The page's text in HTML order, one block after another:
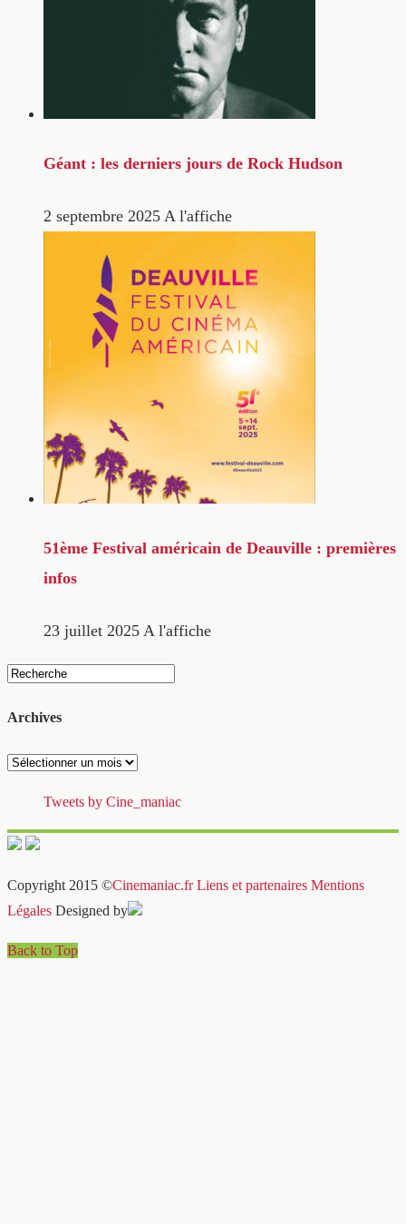
Géant : les derniers jours de Rock Hudson
2 septembre 2025 A l'affiche
51ème Festival américain de Deauville : premières
infos
23 juillet 2025 A l'affiche
Archives
Archives
Tweets by Cine_maniac
Copyright 2015 ©Cinemaniac.fr Liens et partenaires Mentions
Légales Designed by
Back to Top